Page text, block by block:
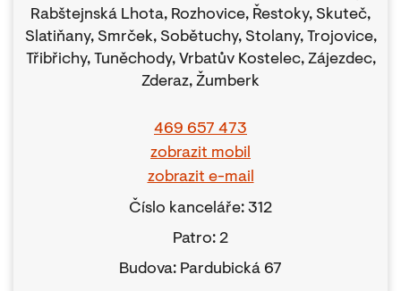
Rabštejnská Lhota, Rozhovice, Řestoky, Skuteč,
Slatiňany, Smrček, Sobětuchy, Stolany, Trojovice,
Třibřichy, Tuněchody, Vrbatův Kostelec, Zájezdec,
Zderaz, Žumberk
469 657 473
zobrazit mobil
zobrazit e-mail
Číslo kanceláře: 312
Patro: 2
Budova: Pardubická 67